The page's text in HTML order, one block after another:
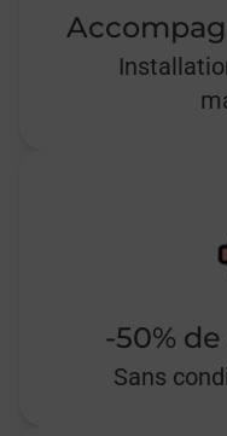
-50%
Sans